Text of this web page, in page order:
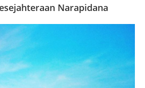
Narapidana